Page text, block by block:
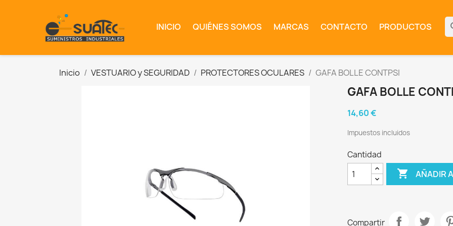
INICIO QUIÉNES SOMOS MARCAS CONTACTO PRODUCTOS
Inicio VESTUARIO y SEGURIDAD PROTECTORES OCULARES GAFA BOLLE CONTPSI
GAFA BOLLE
14,60 €
Impuestos incluidos
Cantidad
 AÑADIR
Compartir